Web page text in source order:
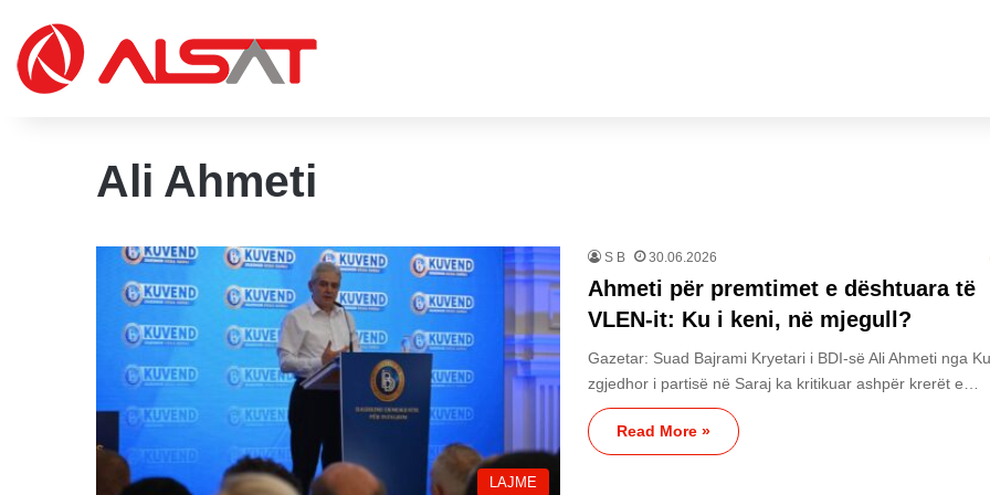
Ali Ahmeti
LAJME
S B 30.06.2026
Ahmeti për premtimet e dështuara të
VLEN-it: Ku i keni, në mjegull?
Gazetar: Suad Bajrami Kryetari i BDI-së Ali Ahmeti nga
zgjedhor i partisë në Saraj ka kritikuar ashpër krerët e…
Read More »